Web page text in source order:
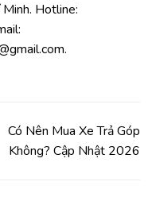
Hotline:
Có Nên Mua Xe Trả Góp
Không? Cập Nhật 2026